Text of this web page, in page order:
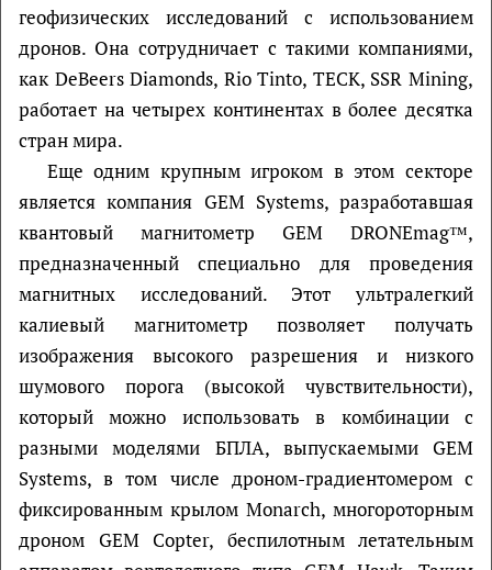
геофизических исследований с использованием
дронов. Она сотрудничает с такими компаниями,
как DeBeers Diamonds, Rio Tinto, TECK, SSR Mining,
работает на четырех континентах в более десятка
стран мира.
Еще одним крупным игроком в этом секторе
является компания GEM Systems, разработавшая
квантовый магнитометр GEM DRONEmag™,
предназначенный специально для проведения
магнитных исследований. Этот ультралегкий
калиевый магнитометр позволяет получать
изображения высокого разрешения и низкого
шумового порога (высокой чувствительности),
который можно использовать в комбинации с
разными моделями БПЛА, выпускаемыми GEM
Systems, в том числе дроном-градиентомером с
фиксированным крылом Monarch, многороторным
дроном GEM Copter, беспилотным летательным